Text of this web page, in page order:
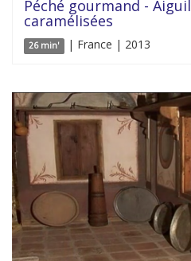
Péché gourmand -
caramélisées
26 min' | France | 2013